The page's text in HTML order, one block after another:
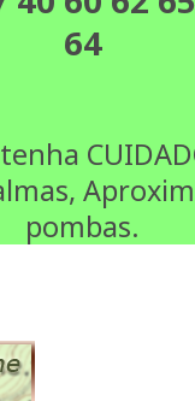
64
pombas.